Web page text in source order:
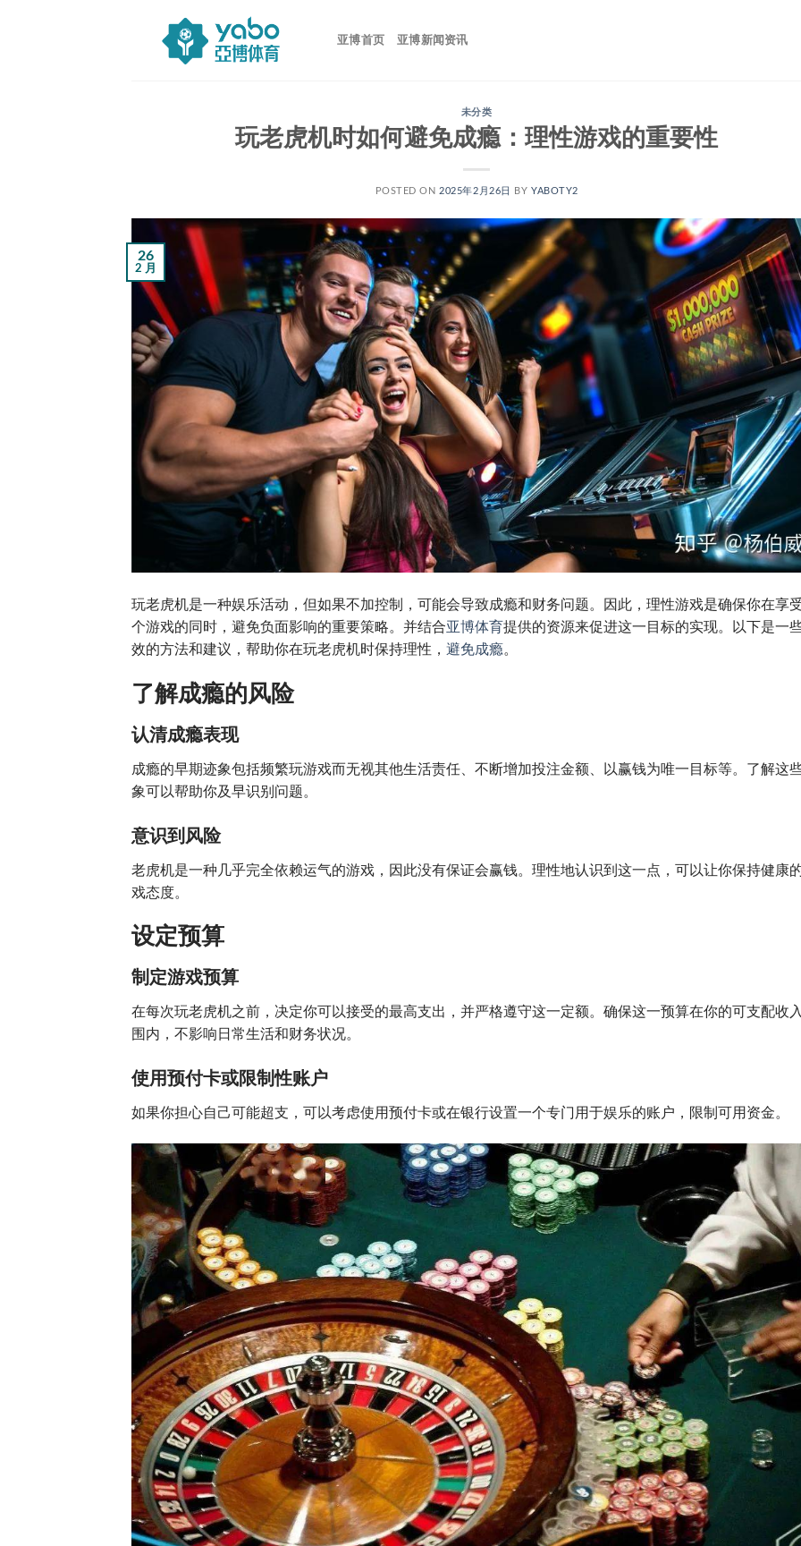
亚博首页 亚博新闻资讯
未分类
玩老虎机时如何避免成瘾：理性游戏的重要性
POSTED ON 2025年2月26日 BYYABOTY2
26
2 月
玩老虎机是一种娱乐活动，但如果不加控制，可能会导致成瘾和财务问题。因此，理性游戏是确保你在享
个游戏的同时，避免负面影响的重要策略。并结合亚博体育提供的资源来促进这一目标的实现。以下是一
效的方法和建议，帮助你在玩老虎机时保持理性， 避免成瘾。
了解成瘾的风险
认清成瘾表现
成瘾的早期迹象包括频繁玩游戏而无视其他生活责任、不断增加投注金额、以赢钱为唯一目标等。了解这
象可以帮助你及早识别问题。
意识到风险
老虎机是一种几乎完全依赖运气的游戏，因此没有保证会赢钱。理性地认识到这一点，可以让你保持健康
戏态度。
设定预算
制定游戏预算
在每次玩老虎机之前，决定你可以接受的最高支出，并严格遵守这一定额。确保这一预算在你的可支配收
围内，不影响日常生活和财务状况。
使用预付卡或限制性账户
如果你担心自己可能超支，可以考虑使用预付卡或在银行设置一个专门用于娱乐的账户，限制可用资金。